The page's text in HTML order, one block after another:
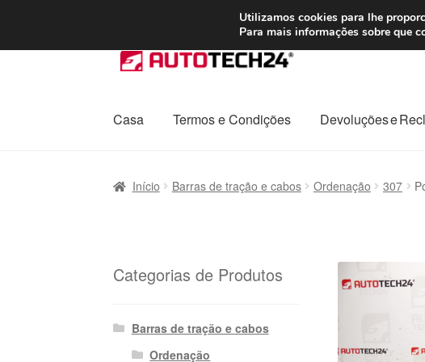
ENVIO a partir de 7 EUR
Ir
para
navegação
Saltar
para
conteúdo
Casa Termos e Condições Devoluções e
Início Barras de tração e cabos Ordenação 307
Categorias de Produtos
Barras de tração e cabos
Ordenação
Utilizamos cookies para lhe
Para mais informações sobre que